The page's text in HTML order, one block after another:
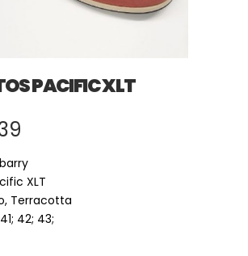
PACIFIC XLT
XLT
Terracotta
42; 43;